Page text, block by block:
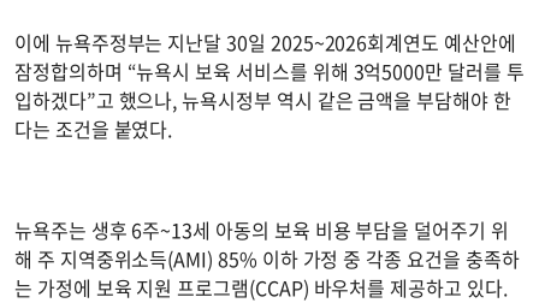
이에 뉴욕주정부는 지난달 30일 2025~2026회계연도 예산안에
잠정합의하며 “뉴욕시 보육 서비스를 위해 3억5000만 달러를 투
입하겠다”고 했으나, 뉴욕시정부 역시 같은 금액을 부담해야 한
다는 조건을 붙였다.
뉴욕주는 생후 6주~13세 아동의 보육 비용 부담을 덜어주기 위
해 주 지역중위소득(AMI) 85% 이하 가정 중 각종 요건을 충족하
는 가정에 보육 지원 프로그램(CCAP) 바우처를 제공하고 있다.